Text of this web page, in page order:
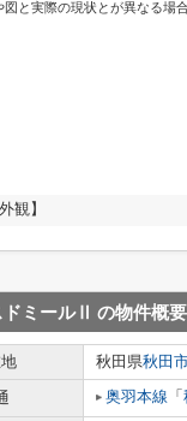
と実際の現状とが異なる場
外観】
ミールⅡ の物件概要
秋田県秋田
奥羽本線 「